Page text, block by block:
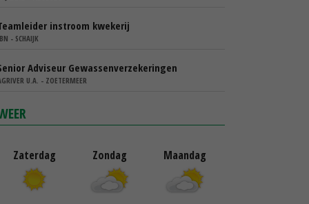
instroom kwekerij
- SCHAIJK
Adviseur Gewassenverzekeringen
U.A. - ZOETERMEER
Zaterdag Zondag Maandag